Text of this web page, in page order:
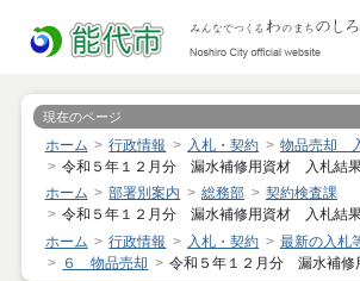
現在のページ
ホーム 行政情報 入札・契約
物品売却
令和５年１２月分 漏水補修用資材 入札結
ホーム
部署別案内 総務部
契約検査課
令和５年１２月分 漏水補修用資材 入札結
ホーム
行政情報 入札・契約
最新の入札
６ 物品売却
令和５年１２月分 漏水補